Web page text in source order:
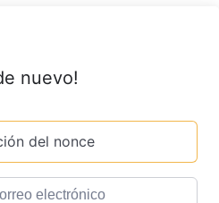
nuevo!
del nonce